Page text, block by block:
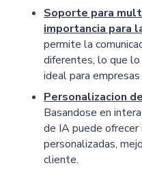
Soporte para
importancia para
permite la
diferentes, lo que lo
ideal para
Personalizacion
Basandose en
de IA puede ofrecer
personalizadas,
cliente.